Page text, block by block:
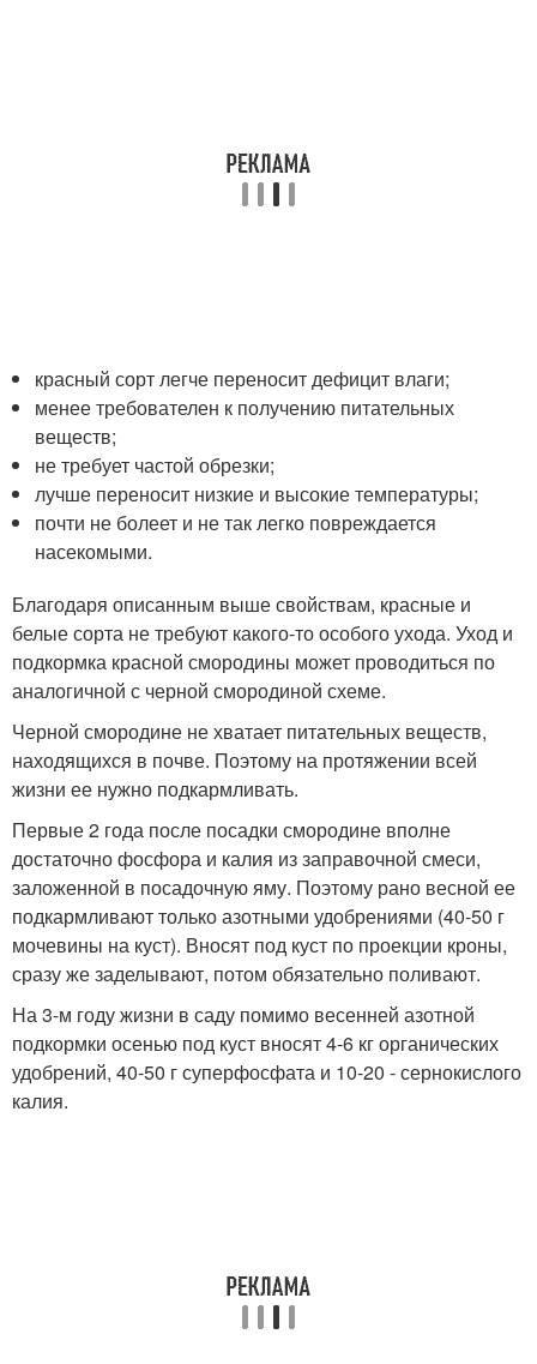
красный сорт легче переносит дефицит влаги;
менее требователен к получению питательных
веществ;
не требует частой обрезки;
лучше переносит низкие и высокие температуры;
почти не болеет и не так легко повреждается
насекомыми.
Благодаря описанным выше свойствам, красные и
белые сорта не требуют какого-то особого ухода. Уход и
подкормка красной смородины может проводиться по
аналогичной с черной смородиной схеме.
Черной смородине не хватает питательных веществ,
находящихся в почве. Поэтому на протяжении всей
жизни ее нужно подкармливать.
Первые 2 года после посадки смородине вполне
достаточно фосфора и калия из заправочной смеси,
заложенной в посадочную яму. Поэтому рано весной ее
подкармливают только азотными удобрениями (40-50 г
мочевины на куст). Вносят под куст по проекции кроны,
сразу же заделывают, потом обязательно поливают.
На 3-м году жизни в саду помимо весенней азотной
подкормки осенью под куст вносят 4-6 кг органических
удобрений, 40-50 г суперфосфата и 10-20 - сернокислого
калия.